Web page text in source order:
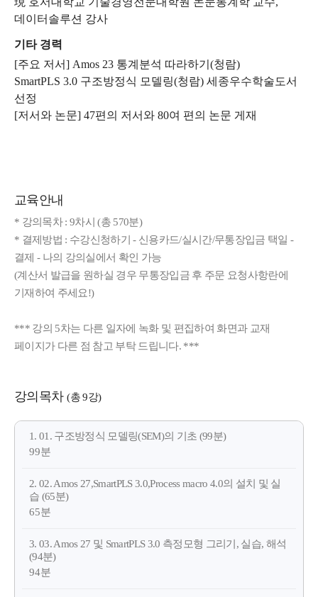
데이터솔루션 강사
기타 경력
[주요 저서] Amos 23 통계분석 따라하기(청람)
SmartPLS 3.0 구조방정식 모델링(청람) 세종우수학술도서
선정
[저서와 논문] 47편의 저서와 80여 편의 논문 게재
교육안내
* 강의목차 : 9차시 (총 570분)
* 결제방법 : 수강신청하기 - 신용카드/실시간/무통장입금 택일 -
결제 - 나의 강의실에서 확인 가능
(계산서 발급을 원하실 경우 무통장입금 후 주문 요청사항란에
기재하여 주세요!)
*** 강의 5차는 다른 일자에 녹화 및 편집하여 화면과 교재
페이지가 다른 점 참고 부탁 드립니다. ***
강의목차 (총 9강)
1. 01. 구조방정식 모델링(SEM)의 기초 (99분)
99분
2. 02. Amos 27,SmartPLS 3.0,Process macro 4.0의 설치 및 실
습 (65분)
65분
3. 03. Amos 27 및 SmartPLS 3.0 측정모형 그리기, 실습, 해석
(94분)
94분